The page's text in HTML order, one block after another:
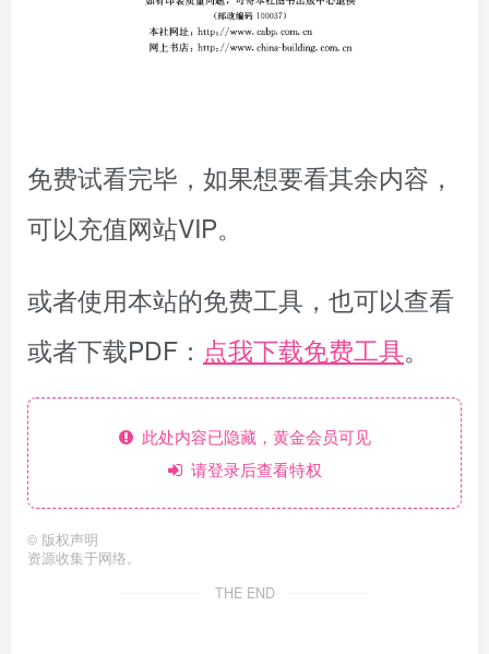
免费试看完毕，如果想要看其余内容，
可以充值网站VIP。
或者使用本站的免费工具，也可以查看
或者下载PDF： 点我下载免费工具。
此处内容已隐藏，黄金会员可见
请登录后查看特权
© 版权声明
资源收集于网络。
THE END